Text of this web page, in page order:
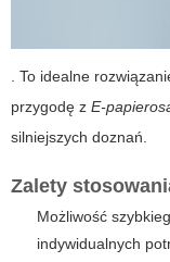
. To idealne
przygodę z E-
silniejszych doznań.
Zalety
Możliwość
indywidualnych